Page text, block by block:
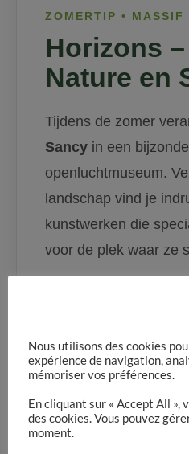
ZOMERTIP • MASSIF
Horizons
Nature en
Tijdens de zomer
Sancy in een
openluchtmuseum.
landschap vind je
kunstwerken die
voor de plek waar ze
verrassen door
volledig opgaat in de
prachtige vergezichten.
Nous utilisons des cookies
expérience de navigation,
mémoriser vos préférences.
En cliquant sur « Accept All »,
des cookies. Vous pouvez
moment.